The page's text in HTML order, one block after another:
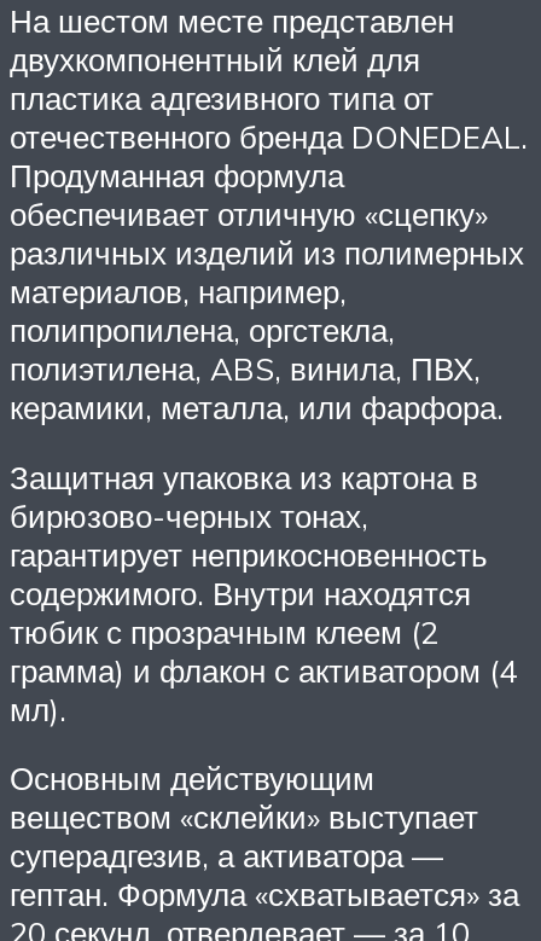
На шестом месте представлен
двухкомпонентный клей для
пластика адгезивного типа от
отечественного бренда DONEDEAL.
Продуманная формула
обеспечивает отличную «сцепку»
различных изделий из полимерных
материалов, например,
полипропилена, оргстекла,
полиэтилена, ABS, винила, ПВХ,
керамики, металла, или фарфора.
Защитная упаковка из картона в
бирюзово-черных тонах,
гарантирует неприкосновенность
содержимого. Внутри находятся
тюбик с прозрачным клеем (2
грамма) и флакон с активатором (4
мл).
Основным действующим
веществом «склейки» выступает
суперадгезив, а активатора —
гептан. Формула «схватывается» за
20 секунд, отвердевает — за 10